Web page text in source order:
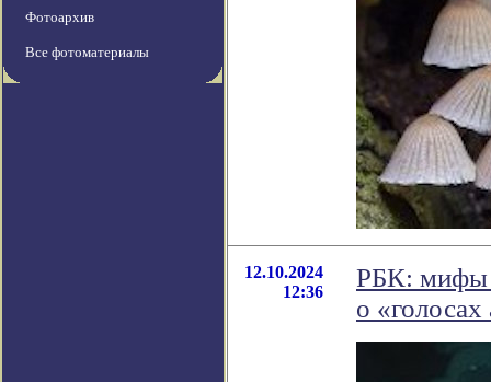
Фотоархив
Все фотоматериалы
12.10.2024
12:36
РБК: мифы
о «голосах